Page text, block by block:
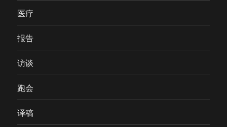
医疗
报告
访谈
跑会
译稿